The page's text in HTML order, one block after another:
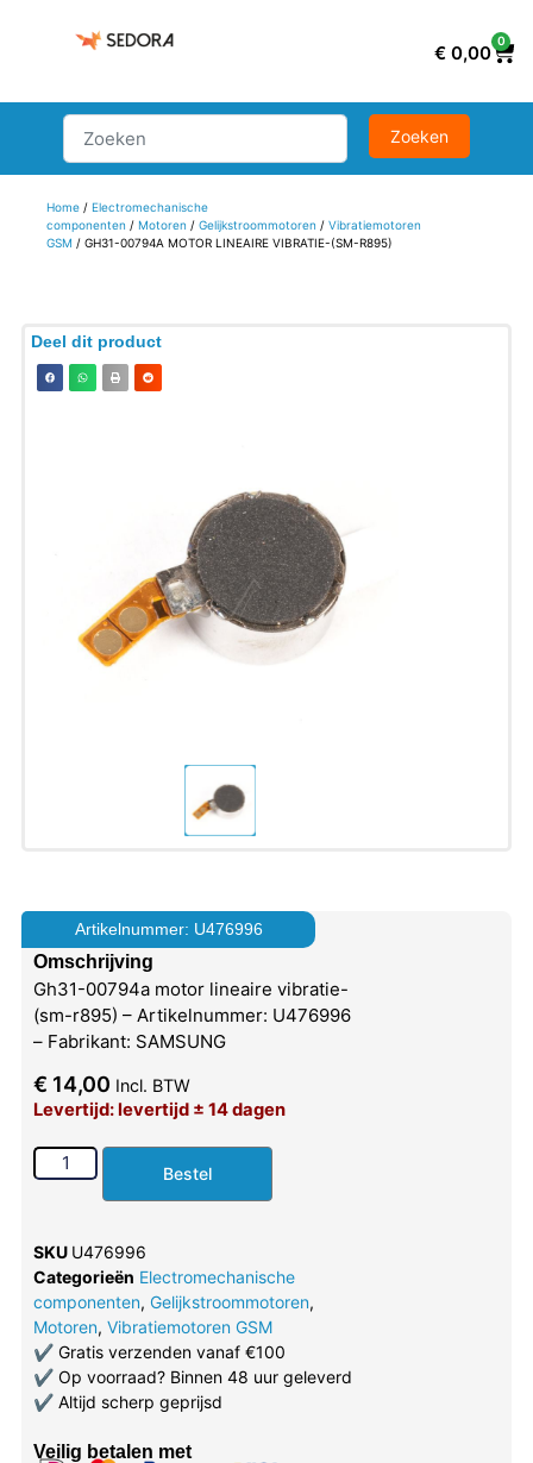
€ 0,00
0
Home/ Electromechanische
componenten / Motoren / Gelijkstroommotoren / Vibratiemotoren
GSM / GH31-00794A MOTOR LINEAIRE VIBRATIE-(SM-R895)
Deel dit product
Artikelnummer: U476996
Omschrijving
Gh31-00794a motor lineaire vibratie-
(sm-r895) – Artikelnummer: U476996
– Fabrikant: SAMSUNG
€ 14,00 Incl. BTW
Levertijd: levertijd ± 14 dagen
Bestel
SKU U476996
Categorieën Electromechanische
componenten, Gelijkstroommotoren,
Motoren, Vibratiemotoren GSM
✔Gratis verzenden vanaf €100
✔Op voorraad? Binnen 48 uur geleverd
✔Altijd scherp geprijsd
Veilig betalen met